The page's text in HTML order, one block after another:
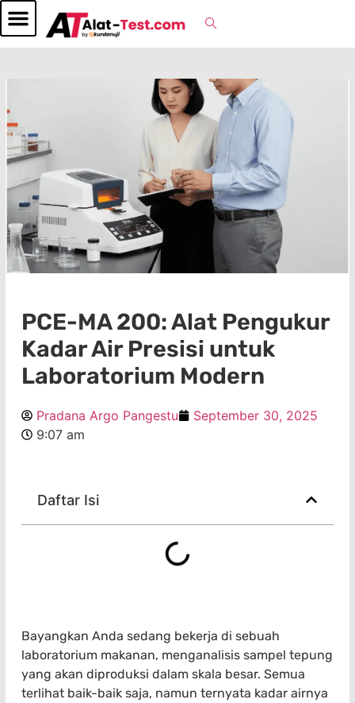
PCE-MA 200: Alat Pengukur
Kadar Air Presisi untuk
Laboratorium Modern
Pradana Argo Pangestu
September 30, 2025
9:07 am
Daftar Isi
Bayangkan Anda sedang bekerja di sebuah
laboratorium makanan, menganalisis sampel tepung
yang akan diproduksi dalam skala besar. Semua
terlihat baik-baik saja, namun ternyata kadar airnya